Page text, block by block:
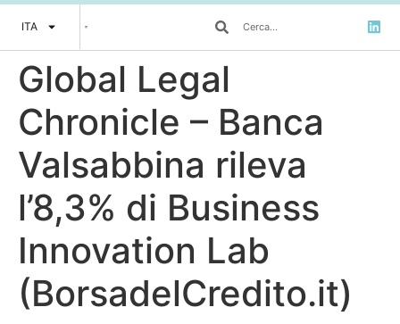
ITA
Global Legal
Chronicle – Banca
Valsabbina rileva
l’8,3% di Business
Innovation Lab
(BorsadelCredito.it)